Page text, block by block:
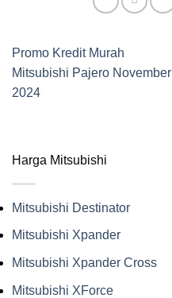
Promo Kredit Murah
Mitsubishi Pajero November
2024
Harga Mitsubishi
Mitsubishi Destinator
Mitsubishi Xpander
Mitsubishi Xpander Cross
Mitsubishi XForce